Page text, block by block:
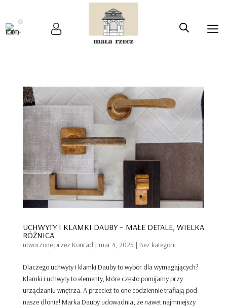
0
UCHWYTY I KLAMKI DAUBY – MAŁE DETALE, WIELKA
RÓŻNICA
utworzone przez Konrad | mar 4, 2025 | Bez kategorii
Dlaczego uchwyty i klamki Dauby to wybór dla wymagających?
Klamki i uchwyty to elementy, które często pomijamy przy
urządzaniu wnętrza. A przecież to one codziennie trafiają pod
nasze dłonie! Marka Dauby udowadnia, że nawet najmniejszy